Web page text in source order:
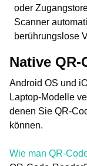
oder
Scanner
berührungslose
Native QR-
Android OS und
Laptop-Modelle
denen Sie QR-
können.
Wie man QR-